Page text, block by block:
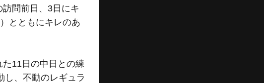
問前日、3日にキ
とともにキレのあ
11日の中日との練
し、不動のレギュラ